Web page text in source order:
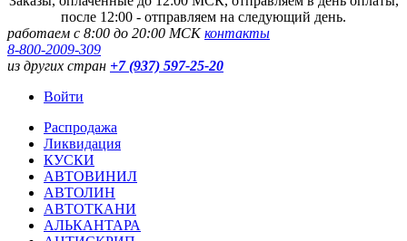
после 12:00 - отправляем на следующий день.
работаем с 8:00 до 20:00 МСКконтакты
8-800-2009-309
из других стран +7 (937) 597-25-20
Войти
Распродажа
Ликвидация
КУСКИ
АВТОВИНИЛ
АВТОЛИН
АВТОТКАНИ
АЛЬКАНТАРА